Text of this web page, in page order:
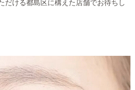
だける都島区に構えた店舗でお待ちし